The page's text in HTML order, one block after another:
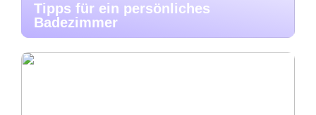
Tipps für ein persönliches
Badezimmer